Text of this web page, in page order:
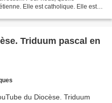
Elle est catholique. Elle est
Triduum pascal en